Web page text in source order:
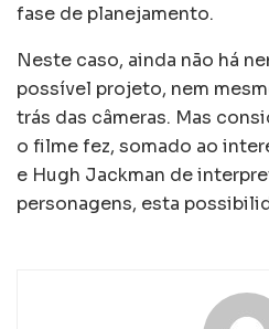
fase de planejamento.
Neste caso, ainda não há
possível projeto, nem
trás das câmeras. Mas
o filme fez, somado ao
e Hugh Jackman de
personagens, esta